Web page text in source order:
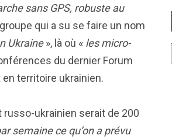
sans GPS, robuste au
qui a su se faire un nom
Ukraine», là où « les micro-
du dernier Forum
territoire ukrainien.
russo-ukrainien serait de 200
semaine ce qu’on a prévu